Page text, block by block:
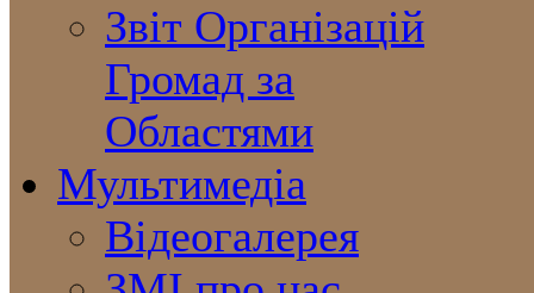
Звіт Організацій
Громад за
Областями
Мультимедіа
Відеогалерея